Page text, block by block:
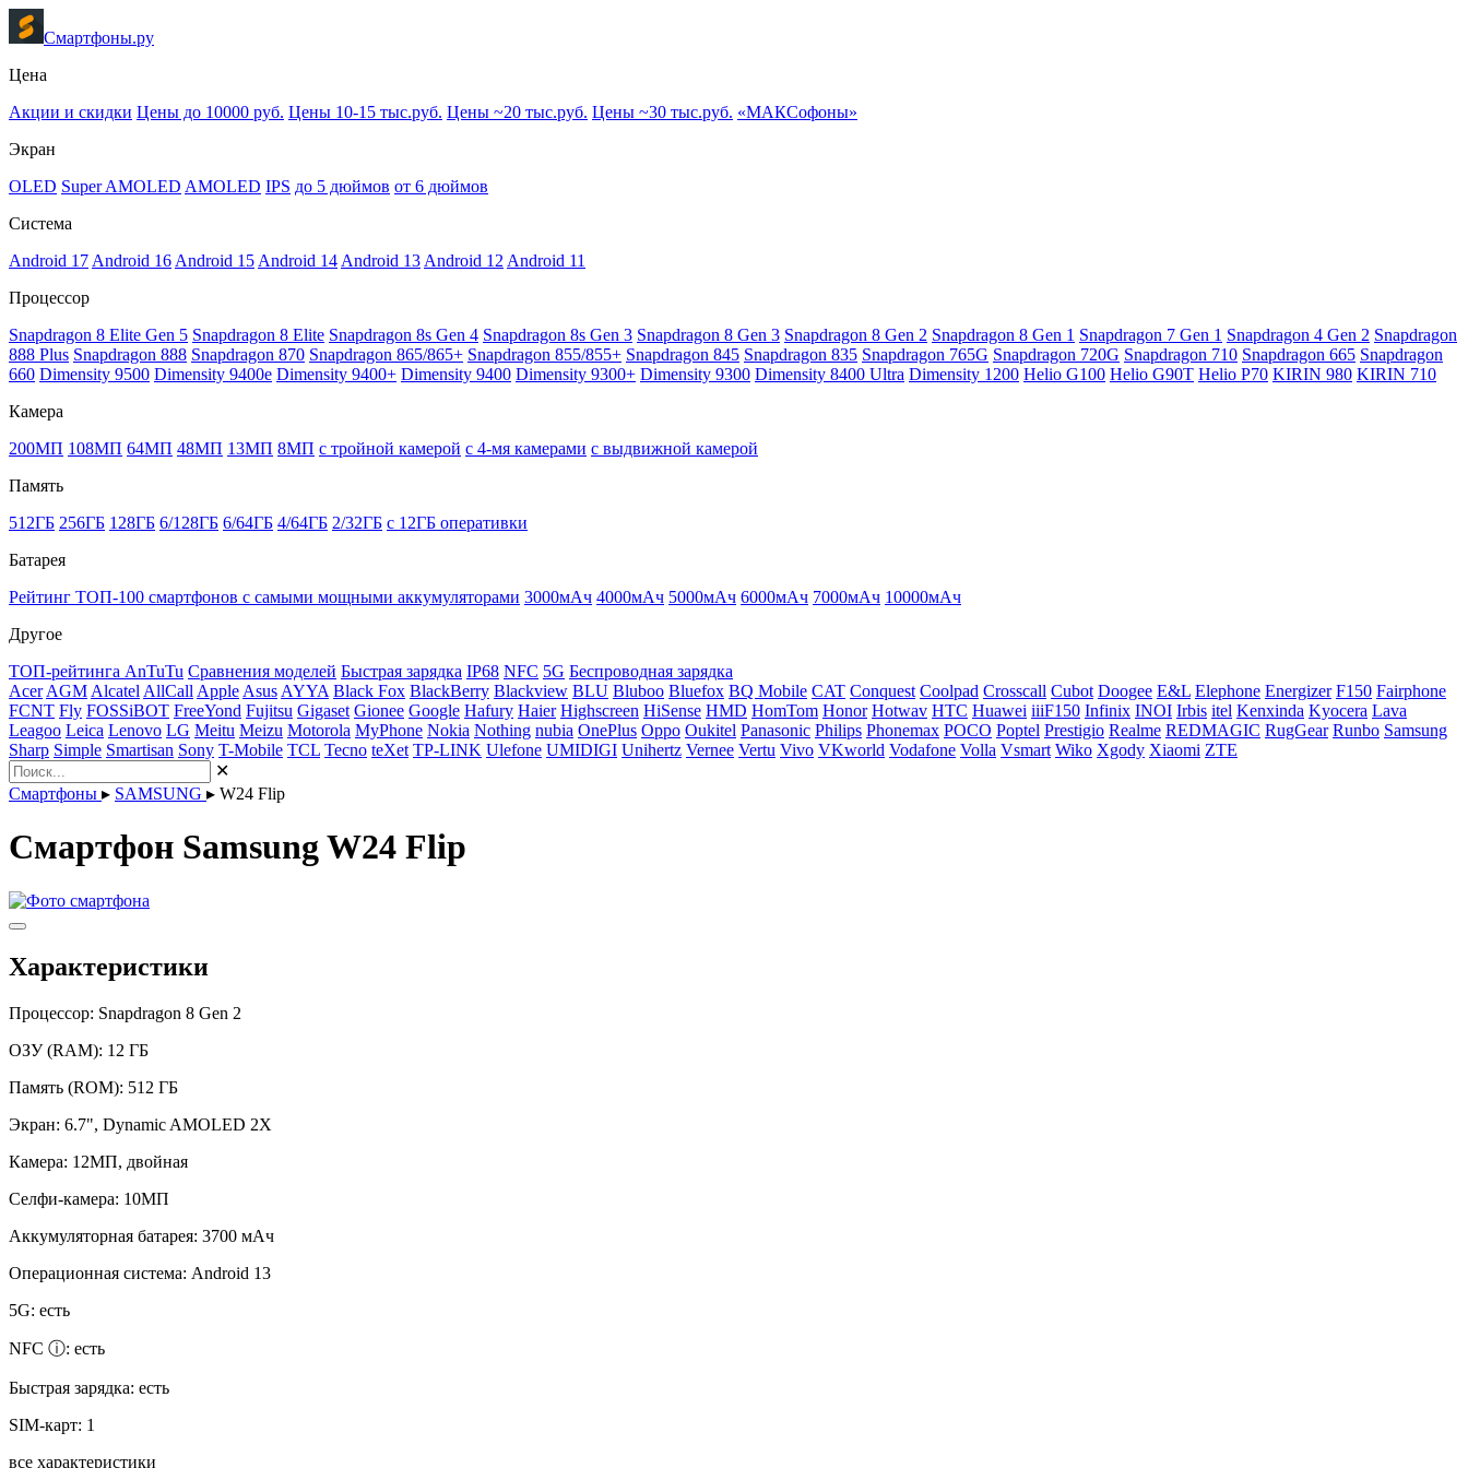
Смартфоны.ру
Цена
Акции и скидки Цены до 10000 руб. Цены 10-15 тыс.руб. Цены ~20 тыс.руб. Цены ~30 тыс.руб. «МАКСофоны»
Экран
OLED Super AMOLED AMOLED IPS до 5 дюймов от 6 дюймов
Система
Android 17 Android 16 Android 15 Android 14 Android 13 Android 12 Android 11
Процессор
Snapdragon 8 Elite Gen 5 Snapdragon 8 Elite Snapdragon 8s Gen 4 Snapdragon 8s Gen 3 Snapdragon 8 Gen 3 Snapdragon 8 Gen 2 Snapdragon 8 Gen 1 Snapdragon 7 Gen 1 Snapdragon 4 Gen 2 Snapdragon
888 Plus Snapdragon 888 Snapdragon 870 Snapdragon 865/865+ Snapdragon 855/855+ Snapdragon 845 Snapdragon 835 Snapdragon 765G Snapdragon 720G Snapdragon 710 Snapdragon 665 Snapdragon
660 Dimensity 9500 Dimensity 9400e Dimensity 9400+ Dimensity 9400 Dimensity 9300+ Dimensity 9300 Dimensity 8400 Ultra Dimensity 1200 Helio G100 Helio G90T Helio P70 KIRIN 980 KIRIN 710
Камера
200МП 108МП 64МП 48МП 13МП 8МП с тройной камерой с 4-мя камерами с выдвижной камерой
Память
512ГБ 256ГБ 128ГБ 6/128ГБ 6/64ГБ 4/64ГБ 2/32ГБ с 12ГБ оперативки
Батарея
Рейтинг ТОП-100 смартфонов с самыми мощными аккумуляторами 3000мАч 4000мАч 5000мАч 6000мАч 7000мАч 10000мАч
Другое
ТОП-рейтинга AnTuTu Сравнения моделей Быстрая зарядка IP68 NFC 5G Беспроводная зарядка
Acer AGM Alcatel AllCall Apple Asus AYYA Black Fox BlackBerry Blackview BLU Bluboo Bluefox BQ Mobile CAT Conquest Coolpad Crosscall Cubot Doogee E&L Elephone Energizer F150 Fairphone
FCNT Fly FOSSiBOT FreeYond Fujitsu Gigaset Gionee Google Hafury Haier Highscreen HiSense HMD HomTom Honor Hotwav HTC Huawei iiiF150 Infinix INOI Irbis itel Kenxinda Kyocera Lava
Leagoo Leica Lenovo LG Meitu Meizu Motorola MyPhone Nokia Nothing nubia OnePlus Oppo Oukitel Panasonic Philips Phonemax POCO Poptel Prestigio Realme REDMAGIC RugGear Runbo Samsung
Sharp Simple Smartisan Sony T-Mobile TCL Tecno teXet TP-LINK Ulefone UMIDIGI Unihertz Vernee Vertu Vivo VKworld Vodafone Volla Vsmart Wiko Xgody Xiaomi ZTE
✕
Смартфоны ▸ SAMSUNG ▸ W24 Flip
Смартфон Samsung W24 Flip
Характеристики
Процессор: Snapdragon 8 Gen 2
ОЗУ (RAM): 12 ГБ
Память (ROM): 512 ГБ
Экран: 6.7", Dynamic AMOLED 2X
Камера: 12МП, двойная
Селфи-камера: 10МП
Аккумуляторная батарея: 3700 мАч
Операционная система: Android 13
5G: есть
NFC ⓘ: есть
Быстрая зарядка: есть
SIM-карт: 1
все характеристики